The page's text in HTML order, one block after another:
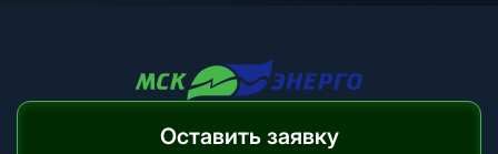
Оставить заявку